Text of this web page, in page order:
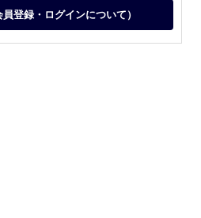
登録・ログインについて）